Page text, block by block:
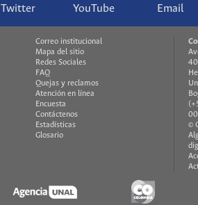
Twitter YouTube Email
Correo institucional
Mapa del sitio
Redes Sociales
FAQ
Quejas y reclamos
Atención en línea
Encuesta
Contáctenos
Estadísticas
Glosario
©